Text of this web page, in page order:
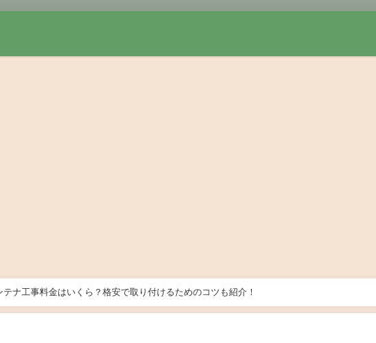
テナ工事料金はいくら？格安で取り付けるためのコツも紹介！